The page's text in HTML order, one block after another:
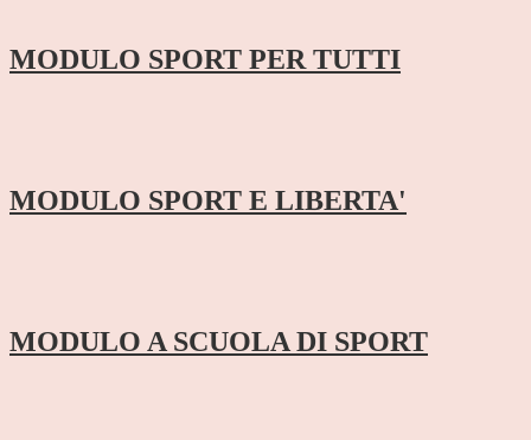
MODULO SPORT PER TUTTI
MODULO SPORT E LIBERTA'
MODULO A SCUOLA DI SPORT